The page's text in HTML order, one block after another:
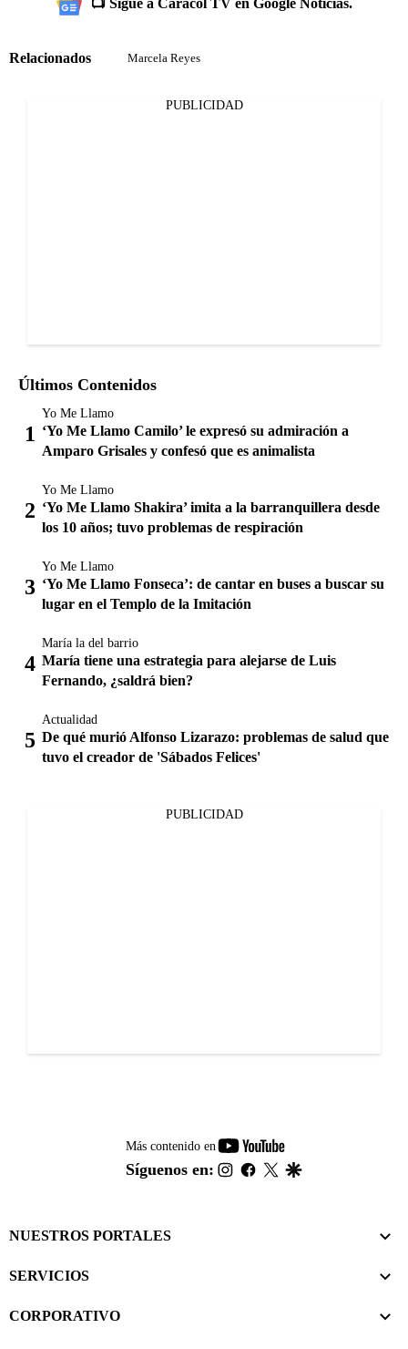
📺 Sigue a Caracol TV en Google Noticias.
Relacionados Marcela Reyes
PUBLICIDAD
Últimos Contenidos
Yo Me Llamo
‘Yo Me Llamo Camilo’ le expresó su admiración a
Amparo Grisales y confesó que es animalista
Yo Me Llamo
‘Yo Me Llamo Shakira’ imita a la barranquillera desde
los 10 años; tuvo problemas de respiración
Yo Me Llamo
‘Yo Me Llamo Fonseca’: de cantar en buses a buscar su
lugar en el Templo de la Imitación
María la del barrio
María tiene una estrategia para alejarse de Luis
Fernando, ¿saldrá bien?
Actualidad
De qué murió Alfonso Lizarazo: problemas de salud que
tuvo el creador de 'Sábados Felices'
PUBLICIDAD
Más contenido en
youtube-
footer
Síguenos en: instagram
facebook
twitter
NUESTROS PORTALES
SERVICIOS
CORPORATIVO